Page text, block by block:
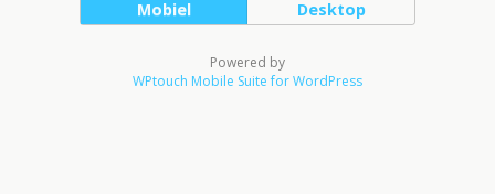
Mobiel Desktop
Powered by
WPtouch Mobile Suite for WordPress